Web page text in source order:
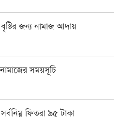
জন্য নামাজ আদায়
সময়সূচি
ফিতরা ৯৫ টাকা